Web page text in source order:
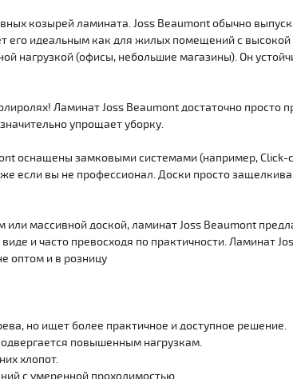
козырей ламината. Joss Beaumont обычно
его идеальным как для жилых помещений с
нагрузкой (офисы, небольшие магазины). Он
Ламинат Joss Beaumont достаточно просто
упрощает уборку.
оснащены замковыми системами (например, Click-
если вы не профессионал. Доски просто
массивной доской, ламинат Joss Beaumont
и часто превосходя по практичности. Ламинат
оптом и в розницу
но ищет более практичное и доступное решение.
повышенным нагрузкам.
хлопот.
с умеренной проходимостью.